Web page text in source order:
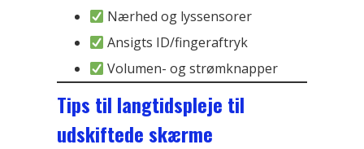
Nærhed og lyssensorer
Ansigts ID/fingeraftryk
Volumen- og strømknapper
Tips til langtidspleje til
udskiftede skærme